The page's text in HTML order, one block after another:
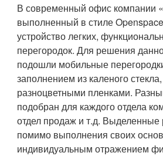
В современный офис компании
выполненный в стиле
устройство легких,
перегородок. Для решения
подошли мобильные
заполнением из каленого
разноцветными пленками.
подобран для каждого отдела
отдел продаж и т.д. Выделенные
помимо выполнения своих
индивидуальным отражением